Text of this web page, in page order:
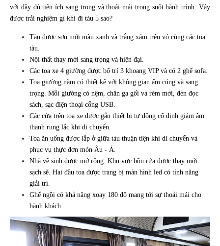
với đầy đủ tiện ích sang trọng và thoải mái trong suốt hành trình. Vậy
được trải nghiệm gì khi đi tàu 5 sao?
Tàu được sơn mới màu xanh và trắng xám trên vỏ cùng các toa
tàu.
Nội thất thay mới sang trọng và hiện đại.
Các toa xe 4 giường được bố trí 3 khoang VIP và có 2 ghế sofa.
Toa giường nằm có thiết kế với không gian ấm cúng và sang
trọng. Mỗi giường có nệm, chăn ga gối và rèm mới, đèn đọc
sách, sạc điện thoại cổng USB.
Các cửa trên toa xe được gắn thiết bị tự động cố định giảm âm
thanh rung lắc khi di chuyển.
Toa ăn uống được lắp ở giữa tàu thuận tiện khi di chuyển và
phục vụ thực đơn món Âu - Á.
Nhà vệ sinh được mở rộng. Khu vực bồn rửa được thay mới
sạch sẽ. Hai đầu toa được trang bị màn hình led có tính năng
giải trí.
Ghế ngồi có khả năng xoay 180 độ mang tới sự thoải mái cho
hành khách.